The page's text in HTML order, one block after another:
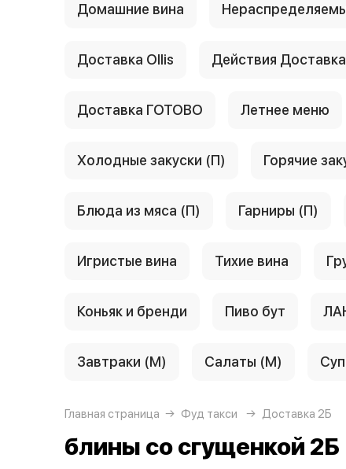
Домашние вина
Доставка Ollis Действия Доставка
Доставка ГОТОВО Летнее меню
Холодные закуски (П) Горячие
Блюда из мяса (П) Гарниры (П)
Игристые вина Тихие вина
Коньяк и бренди Пиво бут
Завтраки (М) Салаты (М)
Главная страница Фуд такси Доставка 2Б
блины со сгущенкой 2Б